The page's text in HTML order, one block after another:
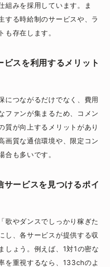
組みを採用しています。ま
する時給制のサービスや、ラ
も存在します。
スを利用するメリット
につながるだけでなく、費用
ファンが集まるため、コメン
質が向上するメリットがあり
画質な通信環境や、限定コン
合も多いです。
サービスを見つけるポイ
歌やダンスでしっかり稼ぎた
し、各サービスが提供する収
しょう。例えば、1対1の密な
を重視するなら、133chのよ